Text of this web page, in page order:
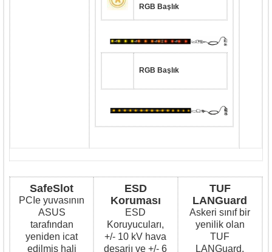
RGB Başlık
RGB Başlık
SafeSlot
PCIe yuvasının
ASUS
tarafından
yeniden icat
edilmiş hali
ESD
Koruması
ESD
Koruyucuları,
+/- 10 kV hava
deşarjı ve +/- 6
TUF
LANGuard
Askeri sınıf bir
yenilik olan
TUF
LANGuard,